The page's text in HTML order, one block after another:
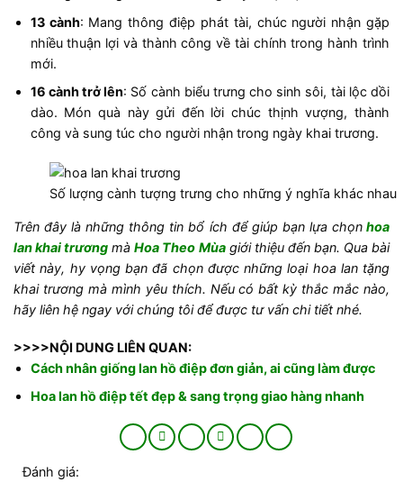
13 cành: Mang thông điệp phát tài, chúc người nhận gặp
nhiều thuận lợi và thành công về tài chính trong hành trình
mới.
16 cành trở lên: Số cành biểu trưng cho sinh sôi, tài lộc dồi
dào. Món quà này gửi đến lời chúc thịnh vượng, thành
công và sung túc cho người nhận trong ngày khai trương.
Số lượng cành tượng trưng cho những ý nghĩa khác nhau
Trên đây là những thông tin bổ ích để giúp bạn lựa chọnhoa
lan khai trương màHoa Theo Mùagiới thiệu đến bạn. Qua bài
viết này, hy vọng bạn đã chọn được những loại hoa lan tặng
khai trương mà mình yêu thích. Nếu có bất kỳ thắc mắc nào,
hãy liên hệ ngay với chúng tôi để được tư vấn chi tiết nhé.
>>>>NỘI DUNG LIÊN QUAN:
Cách nhân giống lan hồ điệp đơn giản, ai cũng làm được
Hoa lan hồ điệp tết đẹp & sang trọng giao hàng nhanh
Đánh giá: